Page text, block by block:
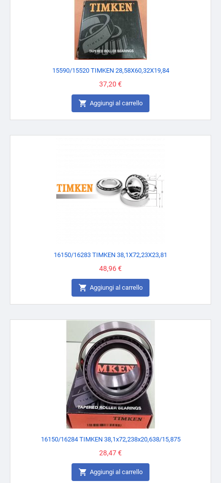
15590/15520 TIMKEN 28,58X60,32X19,84
Prezzo
37,20 €
 Aggiungi al carrello
16150/16283 TIMKEN 38,1X72,23X23,81
Prezzo
48,96 €
 Aggiungi al carrello
16150/16284 TIMKEN 38,1x72,238x20,638/15,875
Prezzo
28,47 €
 Aggiungi al carrello